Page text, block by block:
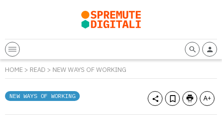
HOME > READ > NEW WAYS OF WORKING
NEW WAYS OF WORKING